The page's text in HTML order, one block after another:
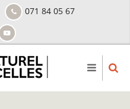
071 84 05 67